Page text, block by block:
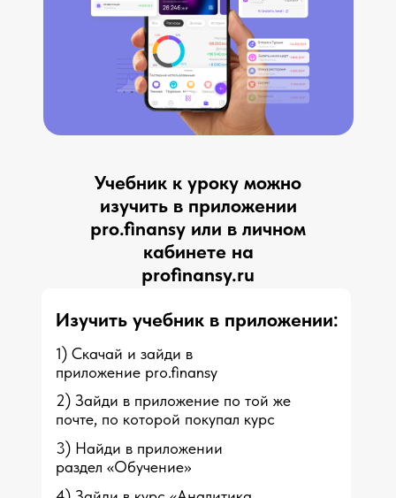
Учебник к уроку можно
изучить в приложении
pro.finansy или в личном
кабинете на
profinansy.ru
Изучить учебник в приложении:
1) Скачай и зайди в
приложение pro.finansy
2) Зайди в приложение по той же
почте, по которой покупал курс
3) Найди в приложении
раздел «Обучение»